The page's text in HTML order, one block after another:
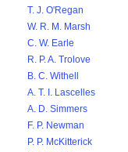
T. J. O'Regan
W. R. M. Marsh
C. W. Earle
R. P. A. Trolove
B. C. Withell
A. T. I. Lascelles
A. D. Simmers
F. P. Newman
P. P. McKitterick